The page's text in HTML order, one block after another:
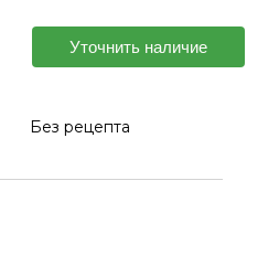
Уточнить наличие
Без рецепта